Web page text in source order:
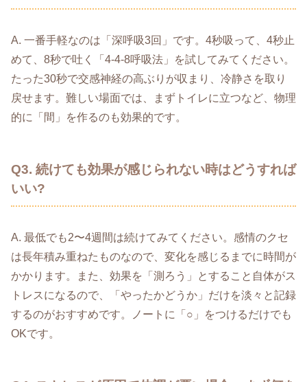
A. 一番手軽なのは「深呼吸3回」です。4秒吸って、4秒止
めて、8秒で吐く「4-4-8呼吸法」を試してみてください。
たった30秒で交感神経の高ぶりが収まり、冷静さを取り
戻せます。難しい場面では、まずトイレに立つなど、物理
的に「間」を作るのも効果的です。
Q3. 続けても効果が感じられない時はどうすれば
いい?
A. 最低でも2〜4週間は続けてみてください。感情のクセ
は長年積み重ねたものなので、変化を感じるまでに時間が
かかります。また、効果を「測ろう」とすること自体がス
トレスになるので、「やったかどうか」だけを淡々と記録
するのがおすすめです。ノートに「○」をつけるだけでも
OKです。